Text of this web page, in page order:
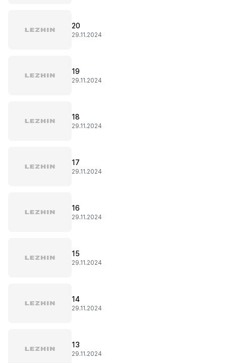
20
29.11.2024
19
29.11.2024
18
29.11.2024
17
29.11.2024
16
29.11.2024
15
29.11.2024
14
29.11.2024
13
29.11.2024